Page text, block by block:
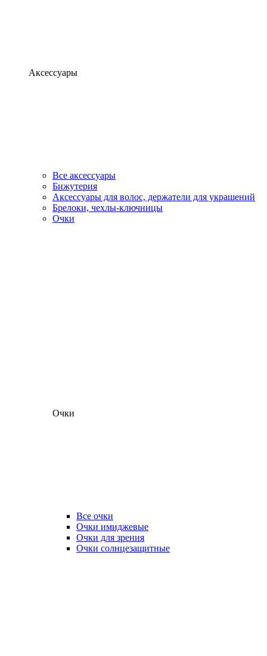
Аксессуары
Все аксессуары
Бижутерия
Аксессуары для волос, держатели для украшений
Брелоки, чехлы-ключницы
Очки
Очки
Все очки
Очки имиджевые
Очки для зрения
Очки солнцезащитные